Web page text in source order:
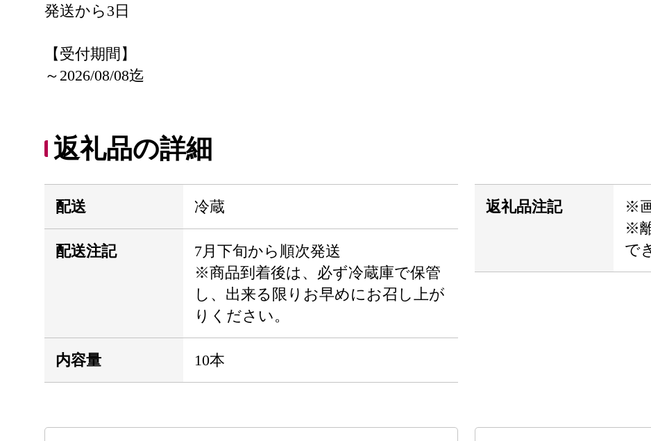
発送から3日
【受付期間】
～2026/08/08迄
返礼品の詳細
配送 冷蔵
配送注記
7月下旬から順次発送
※商品到着後は、必ず冷蔵庫で保管
し、出来る限りお早めにお召し上が
りください。
内容量 10本
返礼品注記
※
※
で